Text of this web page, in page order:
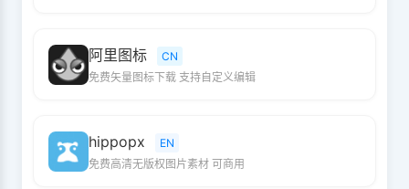
阿里图标
CN
免费矢量图标下载 支持自定义编辑
hippopx
EN
免费高清无版权图片素材 可商用